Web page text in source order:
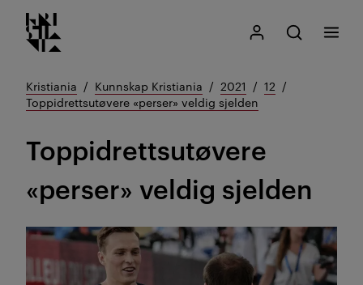
Gå
til
Kristiania logo
Mitt Kristiania
Åpne søk
Søk
Meny
Kristiania Kunnskap Kristiania 2021
12
Toppidrettsutøvere «perser» veldig sjelden
Toppidrettsutøvere
«perser» veldig sjelden